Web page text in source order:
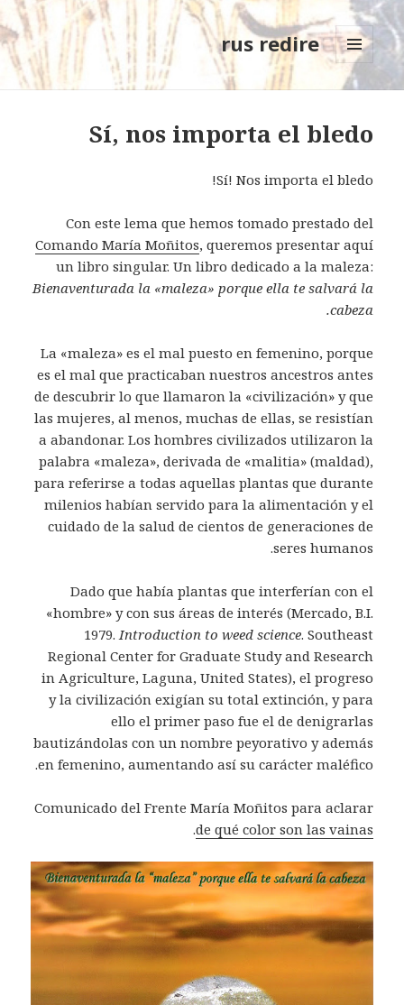
rus redire
MENÚ
Y
Sí, nos importa el bledo
Sí! Nos importa el bledo!
Con este lema que hemos tomado prestado del
Comando María Moñitos, queremos presentar aquí
un libro singular. Un libro dedicado a la maleza:
Bienaventurada la «maleza» porque ella te salvará la
cabeza.
La «maleza» es el mal puesto en femenino, porque
es el mal que practicaban nuestros ancestros antes
de descubrir lo que llamaron la «civilización» y que
las mujeres, al menos, muchas de ellas, se resistían
a abandonar. Los hombres civilizados utilizaron la
palabra «maleza», derivada de «malitia» (maldad),
para referirse a todas aquellas plantas que durante
milenios habían servido para la alimentación y el
cuidado de la salud de cientos de generaciones de
seres humanos.
Dado que había plantas que interferían con el
«hombre» y con sus áreas de interés (Mercado, B.I.
1979.Introduction to weed science. Southeast
Regional Center for Graduate Study and Research
in Agriculture, Laguna, United States), el progreso
y la civilización exigían su total extinción, y para
ello el primer paso fue el de denigrarlas
bautizándolas con un nombre peyorativo y además
en femenino, aumentando así su carácter maléfico.
Comunicado del Frente María Moñitos para aclarar
de qué color son las vainas
.